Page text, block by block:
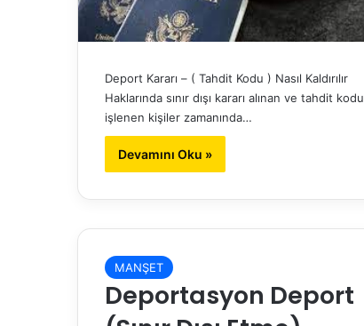
Deport Kararı – ( Tahdit Kodu ) Nasıl Kaldırılır
Haklarında sınır dışı kararı alınan ve tahdit kodu
işlenen kişiler zamanında…
Devamını Oku »
MANŞET
Deportasyon Deport